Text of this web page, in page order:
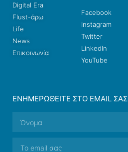
Digital Era
Flust-άρω
Life
News
Επικοινωνία
Facebook
Instagram
Twitter
LinkedIn
YouTube
ΕΝΗΜΕΡΩΘΕΊΤΕ ΣΤΟ EMAIL ΣΑΣ